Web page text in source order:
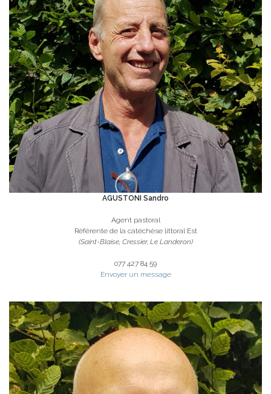
AGUSTONI Sandro
Agent pastoral
Référente de la catéchèse littoral Est
(Saint-Blaise, Cressier, Le Landeron)
077 427 84 59
Envoyer un message